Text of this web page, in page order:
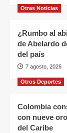
Otras Noticias
¿Rumbo al
de Abelardo
del país
7 agosto, 2026
Otros Deportes
Colombia
con nueve
del Caribe